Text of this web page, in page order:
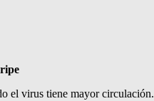
el virus tiene mayor circulación.